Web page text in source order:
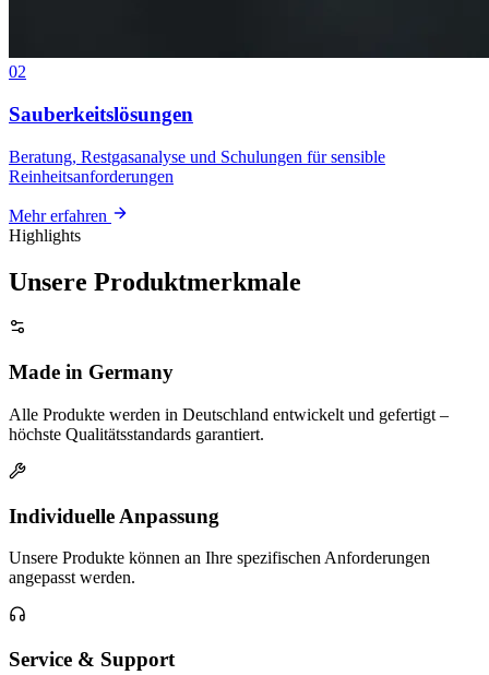
02
Sauberkeitslösungen
Beratung, Restgasanalyse und Schulungen für sensible
Reinheitsanforderungen
Mehr erfahren
Highlights
Unsere Produktmerkmale
Made in Germany
Alle Produkte werden in Deutschland entwickelt und gefertigt –
höchste Qualitätsstandards garantiert.
Individuelle Anpassung
Unsere Produkte können an Ihre spezifischen Anforderungen
angepasst werden.
Service & Support